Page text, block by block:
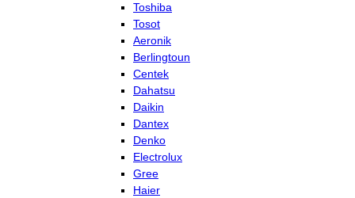
Toshiba
Tosot
Aeronik
Berlingtoun
Centek
Dahatsu
Daikin
Dantex
Denko
Electrolux
Gree
Haier